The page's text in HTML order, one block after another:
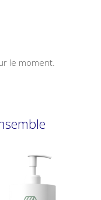
le moment.